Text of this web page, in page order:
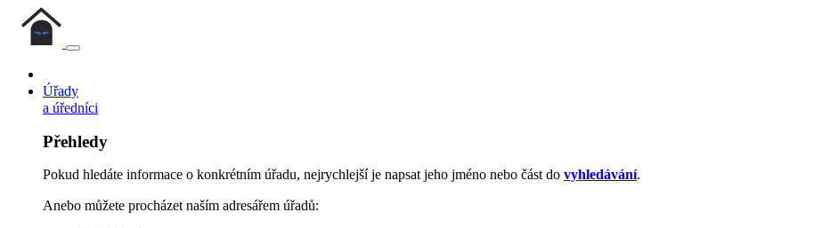
Úřady
a úředníci
Přehledy
Pokud hledáte informace o konkrétním úřadu, nejrychlejší je napsat jeho jméno nebo část do vyhledávání.
Anebo můžete procházet naším adresářem úřadů: